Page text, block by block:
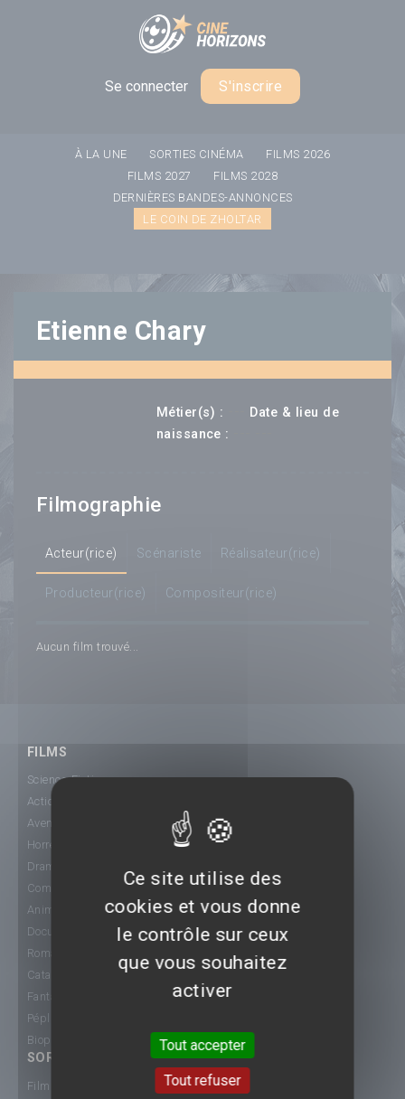
Se connecter S'inscrire
À LA UNE SORTIES CINÉMA
FILMS 2026
FILMS 2027
FILMS 2028
DERNIÈRES BANDES-ANNONCES
LE COIN DE ZHOLTAR
Etienne Chary
Métier(s) :
Date & lieu de
naissance :
Filmographie
Acteur(rice) Scénariste Réalisateur(rice)
Producteur(rice) Compositeur(rice)
Aucun film trouvé...
FILMS
Science-Fiction
Action
Aventure
Horreur
Drame
Comédie
Animation
Documentaire
Romance
Catastrophe
Fantastique
Péplum
Biopic
SORTIE CINÉ
Films 2015
Panneau de gestion des cookies
Ce site utilise des
cookies et vous donne
le contrôle sur ceux
que vous souhaitez
activer
Tout accepter
Tout refuser